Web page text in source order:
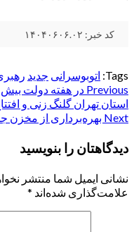
کد خبر: ۱۴۰۴۰۶۰۶.۰۲
Tags: اتوبوسرانی جدید
Post
navigation
Previous
استان تهران گلنگ زنی و
Next بهره‌برداری از مخزن جدید
دیدگاهتان را بنویسید
نشانی ایمیل شما منتشر
علامت‌گذاری شده‌اند *